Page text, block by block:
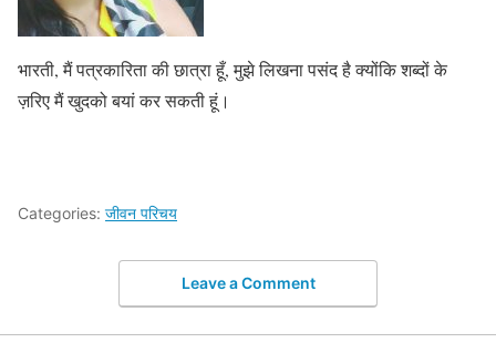
भारती, मैं पत्रकारिता की छात्रा हूँ, मुझे लिखना पसंद है क्योंकि शब्दों के
ज़रिए मैं खुदको बयां कर सकती हूं।
Categories: जीवन परिचय
Leave a Comment